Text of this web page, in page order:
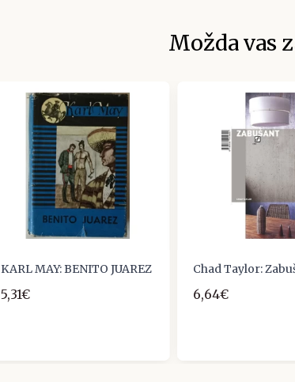
Možda vas
KARL MAY: BENITO JUAREZ
5,31€
Chad Taylor:
6,64€